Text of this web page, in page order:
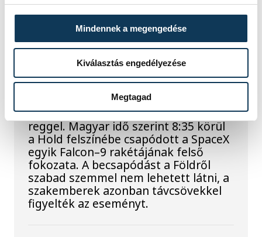
Mindennek a megengedése
Kiválasztás engedélyezése
Megtagad
a parlament jövő kedden válassza
meg az új köztársasági elnököt.
Valami óriási csapódott a
Holdba ma reggel
Rendhagyó esemény zajlott le kedden
reggel. Magyar idő szerint 8:35 körül
a Hold felszínébe csapódott a SpaceX
egyik Falcon–9 rakétájának felső
fokozata. A becsapódást a Földről
szabad szemmel nem lehetett látni, a
szakemberek azonban távcsövekkel
figyelték az eseményt.